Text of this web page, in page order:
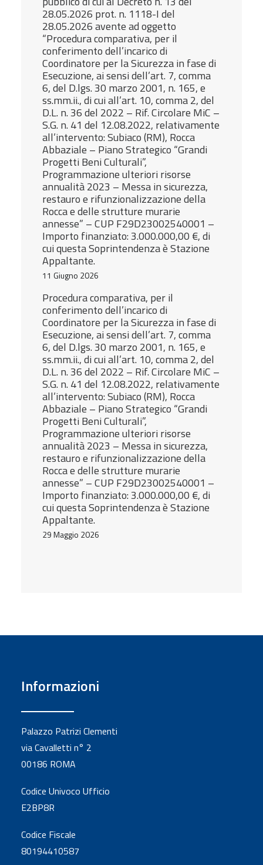
28.05.2026 prot. n. 1118-I del
28.05.2026 avente ad oggetto
“Procedura comparativa, per il
conferimento dell’incarico di
Coordinatore per la Sicurezza in fase di
Esecuzione, ai sensi dell’art. 7, comma
6, del D.lgs. 30 marzo 2001, n. 165, e
ss.mm.ii., di cui all’art. 10, comma 2, del
D.L. n. 36 del 2022 – Rif. Circolare MiC –
S.G. n. 41 del 12.08.2022, relativamente
all’intervento: Subiaco (RM), Rocca
Abbaziale – Piano Strategico “Grandi
Progetti Beni Culturali”,
Programmazione ulteriori risorse
annualità 2023 – Messa in sicurezza,
restauro e rifunzionalizzazione della
Rocca e delle strutture murarie
annesse” – CUP F29D23002540001 –
Importo finanziato: 3.000.000,00 €, di
cui questa Soprintendenza è Stazione
Appaltante.
11 Giugno 2026
Procedura comparativa, per il
conferimento dell’incarico di
Coordinatore per la Sicurezza in fase di
Esecuzione, ai sensi dell’art. 7, comma
6, del D.lgs. 30 marzo 2001, n. 165, e
ss.mm.ii., di cui all’art. 10, comma 2, del
D.L. n. 36 del 2022 – Rif. Circolare MiC –
S.G. n. 41 del 12.08.2022, relativamente
all’intervento: Subiaco (RM), Rocca
Abbaziale – Piano Strategico “Grandi
Progetti Beni Culturali”,
Programmazione ulteriori risorse
annualità 2023 – Messa in sicurezza,
restauro e rifunzionalizzazione della
Rocca e delle strutture murarie
annesse” – CUP F29D23002540001 –
Importo finanziato: 3.000.000,00 €, di
cui questa Soprintendenza è Stazione
Appaltante.
29 Maggio 2026
Informazioni
Palazzo Patrizi Clementi
via Cavalletti n° 2
00186 ROMA
Codice Univoco Ufficio
E2BP8R
Codice Fiscale
80194410587